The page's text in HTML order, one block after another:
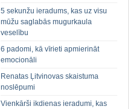
5 sekunžu ieradums, kas uz visu
mūžu saglabās mugurkaula
veselību
6 padomi, kā vīrieti apmierināt
emocionāli
Renatas Ļitvinovas skaistuma
noslēpumi
Vienkārši ikdienas ieradumi, kas